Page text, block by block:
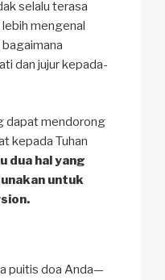
selalu terasa
mengenal
bagaimana
dan jujur kepada-
dapat mendorong
kepada Tuhan
dua hal yang
untuk
puitis doa Anda—